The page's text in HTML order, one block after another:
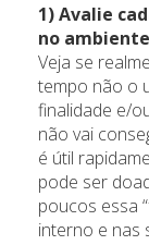
1) Avalie
no
Veja se
tempo não o
finalidade e/
não vai
é útil
pode ser
poucos essa
interno e nas